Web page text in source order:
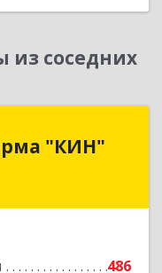
соседних
"КИН"
486
"КИН"
г, И.Казака